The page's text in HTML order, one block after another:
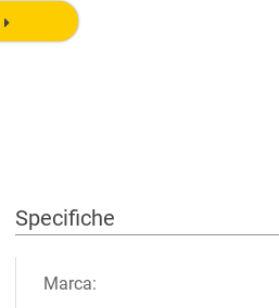
Specifiche
Marca: